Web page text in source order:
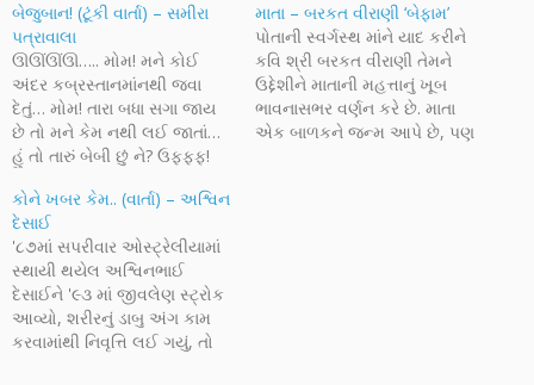
બેજુબાન! (ટૂંકી વાર્તા) – સમીરા
પત્રાવાલા
ઊઊંઊંઊ….. મોમ! મને કોઈ
અંદર કબ્રસ્તાનમાંનથી જવા
દેતું… મોમ! તારા બધા સગા જાય
છે તો મને કેમ નથી લઈ જાતાં…
હું તો તારું બેબી છું ને? ઉફ્ફ્ફ!
તો રોકો આ લોકોને… મને કેમ
મારા ઘરથી દૂર લઈ જાય છે.
ઊઊંઊંઊં…. તને ક્યાં શોધું…
માતા – બરકત વીરાણી ‘બેફામ’
પોતાની સ્વર્ગસ્થ માંને યાદ કરીને
કવિ શ્રી બરકત વીરાણી તેમને
ઉદ્દેશીને માતાની મહત્તાનું ખૂબ
ભાવનાસભર વર્ણન કરે છે. માતા
એક બાળકને જન્મ આપે છે, પણ
કોને ખબર કેમ.. (વાર્તા) – અશ્વિન
દેસાઈ
'૮૭માં સપરીવાર ઓસ્ટ્રેલીયામાં
સ્થાયી થયેલ અશ્વિનભાઈ
દેસાઈને '૯૩ માં જીવલેણ સ્ટ્રોક
આવ્યો, શરીરનું ડાબુ અંગ કામ
કરવામાંથી નિવૃત્તિ લઈ ગયું, તો